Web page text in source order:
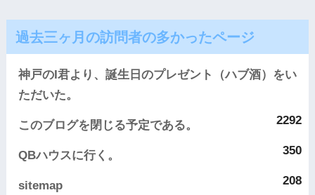
過去三ヶ月の訪問者の多かったページ
神戸のI君より、誕生日のプレゼント（ハブ酒）をい
ただいた。
2292
このブログを閉じる予定である。
350
QBハウスに行く。
208
sitemap